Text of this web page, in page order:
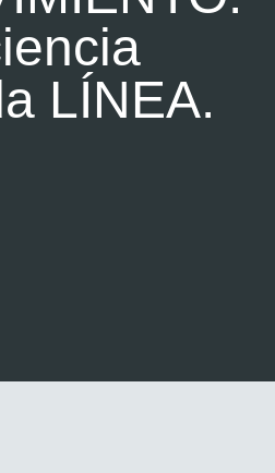
LÍNEA.